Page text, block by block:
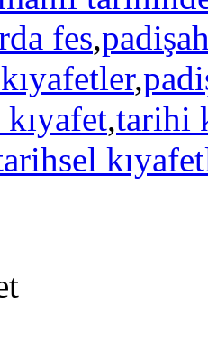
fes,
,
,tarihi